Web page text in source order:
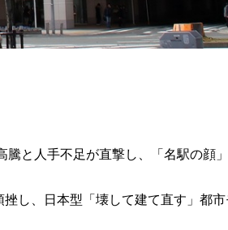
と人手不足が直撃し、「名駅の顔
し、日本型「壊して建て直す」都市